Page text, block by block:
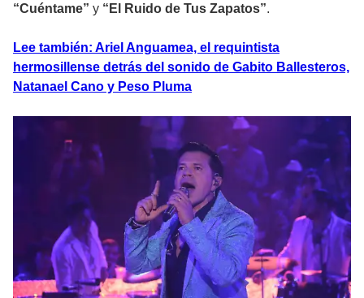
“Cuéntame” y “El Ruido de Tus Zapatos”.
Lee también: Ariel Anguamea, el requintista
hermosillense detrás del sonido de Gabito Ballesteros,
Natanael Cano y Peso Pluma